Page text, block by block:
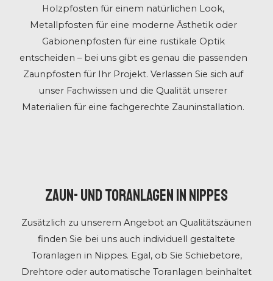
Holzpfosten für einem natürlichen Look,
Metallpfosten für eine moderne Ästhetik oder
Gabionenpfosten für eine rustikale Optik
entscheiden – bei uns gibt es genau die passenden
Zaunpfosten für Ihr Projekt. Verlassen Sie sich auf
unser Fachwissen und die Qualität unserer
Materialien für eine fachgerechte Zauninstallation.
Zaun- und Toranlagen in Nippes
Zusätzlich zu unserem Angebot an Qualitätszäunen
finden Sie bei uns auch individuell gestaltete
Toranlagen in Nippes. Egal, ob Sie Schiebetore,
Drehtore oder automatische Toranlagen beinhaltet